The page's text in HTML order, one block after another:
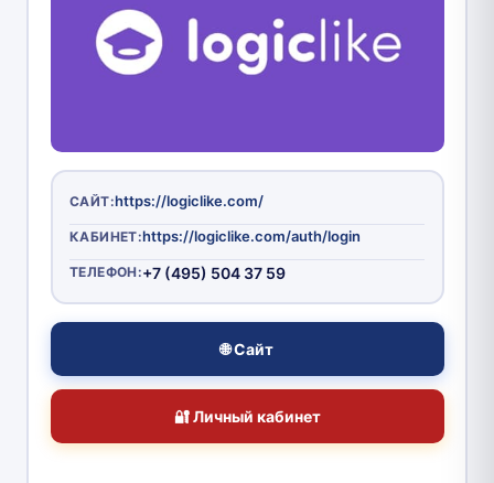
САЙТ:https://logiclike.com/
КАБИНЕТ:https://logiclike.com/auth/login
ТЕЛЕФОН:+7 (495) 504 37 59
🌐 Сайт
🔐 Личный кабинет